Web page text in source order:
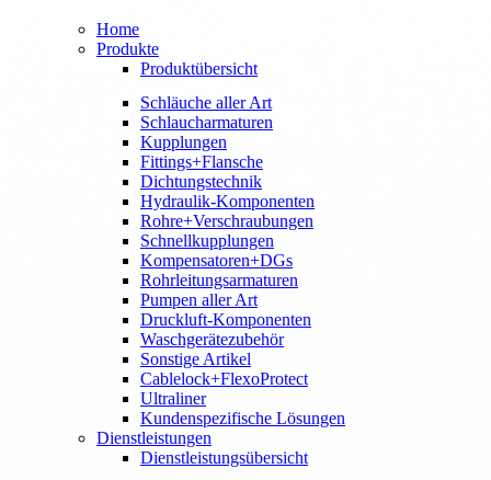
Home
Produkte
Produktübersicht
Schläuche aller Art
Schlaucharmaturen
Kupplungen
Fittings+Flansche
Dichtungstechnik
Hydraulik-Komponenten
Rohre+Verschraubungen
Schnellkupplungen
Kompensatoren+DGs
Rohrleitungsarmaturen
Pumpen aller Art
Druckluft-Komponenten
Waschgerätezubehör
Sonstige Artikel
Cablelock+FlexoProtect
Ultraliner
Kundenspezifische Lösungen
Dienstleistungen
Dienstleistungsübersicht